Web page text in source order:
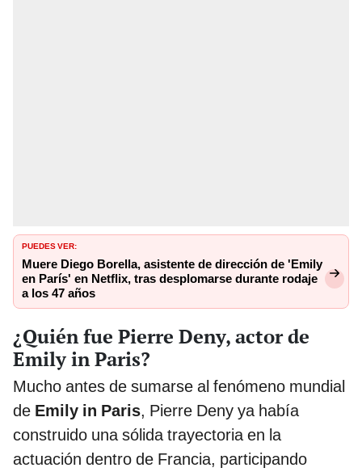
PUEDES VER:
Muere Diego Borella, asistente de dirección de 'Emily
en París' en Netflix, tras desplomarse durante rodaje
a los 47 años
¿Quién fue Pierre Deny, actor de
Emily in Paris?
Mucho antes de sumarse al fenómeno mundial
de Emily in Paris, Pierre Deny ya había
construido una sólida trayectoria en la
actuación dentro de Francia, participando